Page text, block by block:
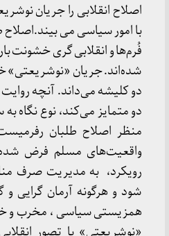
اصلاح انقلابی را جریان
با امور سیاسی می
فُرم‌ها و انقلابی گری خشونت
شده‌اند. جریان «نوشریعتی»
دو کلیشه می‌داند. آنچه
دو متمایز می‌کند، نوع
منظر اصلاح طلبان
واقعیت‌های مسلم فرض
رویکرد، به مدیریت صرف
شود و هر‌گونه آرمان گرایی
همزیستی سیاسی ، مخرب و